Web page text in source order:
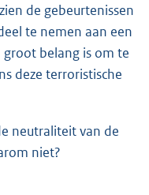
de gebeurtenissen
te nemen aan een
belang is om te
deze terroristische
neutraliteit van de
niet?